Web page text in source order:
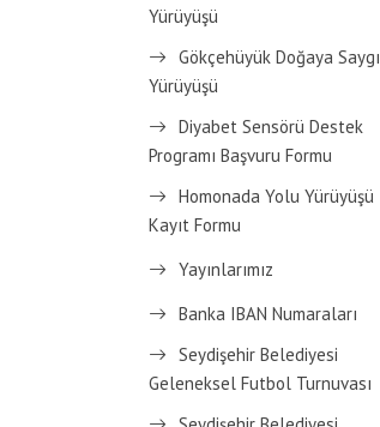
Yürüyüşü
Gökçehüyük Doğaya Saygı
Yürüyüşü
Diyabet Sensörü Destek
Programı Başvuru Formu
Homonada Yolu Yürüyüşü
Kayıt Formu
Yayınlarımız
Banka IBAN Numaraları
Seydişehir Belediyesi
Geleneksel Futbol Turnuvası